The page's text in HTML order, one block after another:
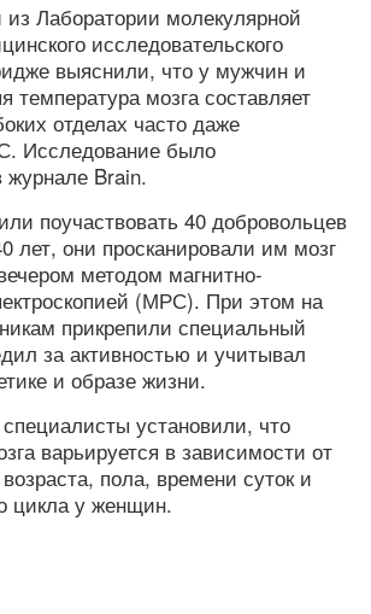
Лаборатории молекулярной
исследовательского
выяснили, что у мужчин и
температура мозга составляет
отделах часто даже
Исследование было
журнале Brain.
поучаствовать 40 добровольцев
лет, они просканировали им мозг
методом магнитно-
(МРС). При этом на
прикрепили специальный
за активностью и учитывал
и образе жизни.
установили, что
варьируется в зависимости от
пола, времени суток и
цикла у женщин.